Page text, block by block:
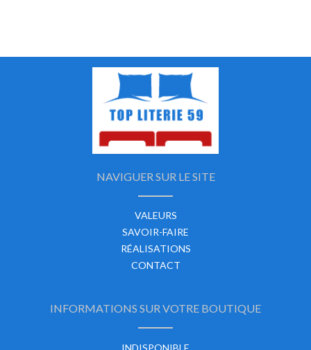
NAVIGUER SUR LE SITE
VALEURS
SAVOIR-FAIRE
RÉALISATIONS
CONTACT
INFORMATIONS SUR VOTRE BOUTIQUE
INDISPONIBLE